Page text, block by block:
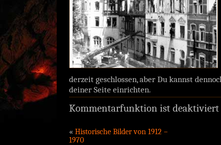
derzeit geschlossen, aber Du kannst
deiner Seite einrichten.
Kommentarfunktion ist deaktiviert
« Historische Bilder von 1912 –
1970